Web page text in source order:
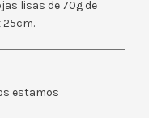
lisas de 70g de
25cm.
estamos